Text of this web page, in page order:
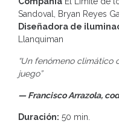
Sandoval, Bryan Reyes
Diseñadora de
Llanquiman
“Un fenómeno climático
juego”
— Francisco Arrazola,
Duración: 50 min.